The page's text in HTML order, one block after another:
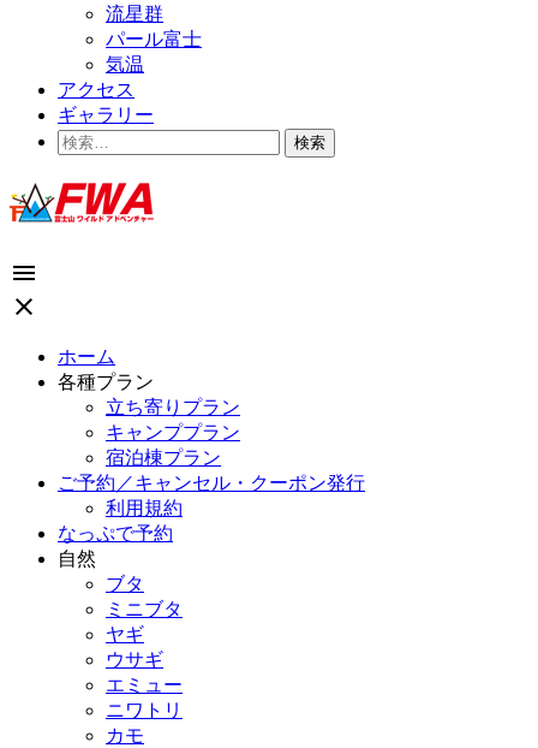
流星群
パール富士
気温
アクセス
ギャラリー
検
menu
close
ホーム
各種プラン
立ち寄りプラン
キャンププラン
宿泊棟プラン
ご予約／キャンセル・クーポン発行
利用規約
なっぷで予約
自然
ブタ
ミニブタ
ヤギ
ウサギ
エミュー
ニワトリ
カモ